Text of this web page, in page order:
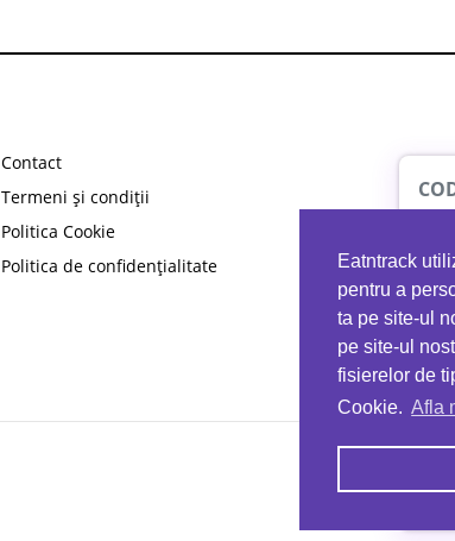
Eatntrack
pentru a
ta pe site-ul
pe site-ul
fisierelor de
Cookie. Afla
Contact
Termeni și condiții
Politica Cookie
Politica de confidențialitate
PROTO41
reducere la orice comandă
EATNTRACK
Ai